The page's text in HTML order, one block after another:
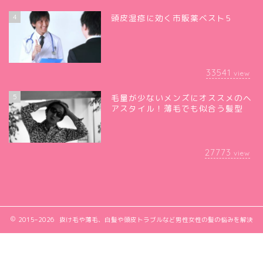
4 頭皮湿疹に効く市販薬ベスト5
33541 view
5
毛量が少ないメンズにオススメのヘ
アスタイル！薄毛でも似合う髪型
27773 view
2015–2026 抜け毛や薄毛、白髪や頭皮トラブルなど男性女性の髪の悩みを解決